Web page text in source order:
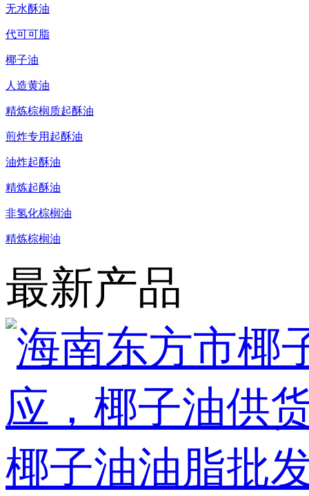
无水酥油
代可可脂
椰子油
人造黄油
精炼棕榈质起酥油
煎炸专用起酥油
油炸起酥油
精炼起酥油
非氢化棕榈油
精炼棕榈油
最新产品